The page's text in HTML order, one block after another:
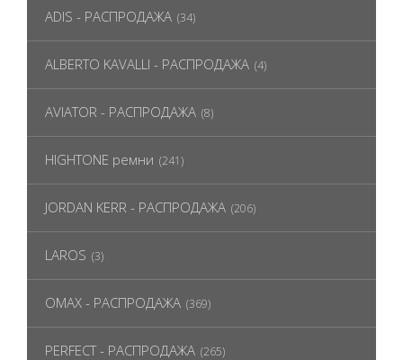
ADIS - РАСПРОДАЖА (34)
ALBERTO KAVALLI - РАСПРОДАЖА (4)
AVIATOR - РАСПРОДАЖА (8)
HIGHTONE ремни (241)
JORDAN KERR - РАСПРОДАЖА (206)
LAROS (3)
OMAX - РАСПРОДАЖА (369)
PERFECT - РАСПРОДАЖА (265)